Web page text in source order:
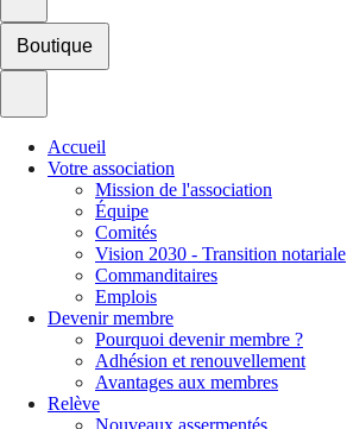
Boutique
Accueil
Votre association
Mission de l'association
Équipe
Comités
Vision 2030 - Transition notariale
Commanditaires
Emplois
Devenir membre
Pourquoi devenir membre ?
Adhésion et renouvellement
Avantages aux membres
Relève
Nouveaux assermentés